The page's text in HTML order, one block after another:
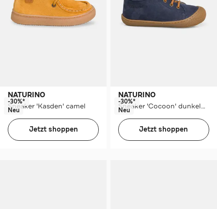
NATURINO
Sneaker 'Kasden' camel
-30%*
Neu
Jetzt shoppen
NATURINO
Sneaker 'Cocoon' dunkelblau
-30%*
Neu
Jetzt shoppen